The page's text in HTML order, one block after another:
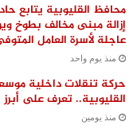
محافظ القليوبية يتابع
إزالة مبنى مخالف بطوخ
عاجلة لأسرة العامل
منذ يوم واحد
حركة تنقلات داخلية
القليوبية.. تعرف على أبرز
منذ يومين